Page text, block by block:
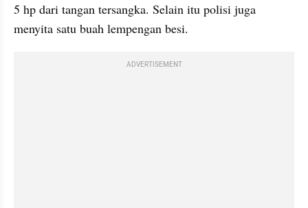
5 hp dari tangan tersangka. Selain itu polisi juga
menyita satu buah lempengan besi.
ADVERTISEMENT